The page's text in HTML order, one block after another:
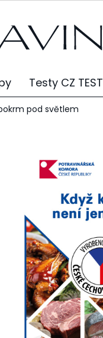
Testy CZ TEST
pod světlem